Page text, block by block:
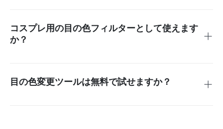
ださい。リアルな結果が欲しい場合は、まぶたや肌を選択し
ないでください。
コスプレ用の目の色フィルターとして使えます
か？
タジー目の色を作成できます。
目の色変更ツールは無料で試せますか？